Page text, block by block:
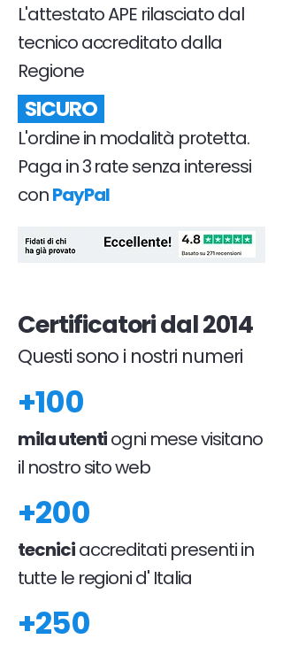
L'attestato APE rilasciato dal
tecnico accreditato dalla
Regione
SICURO
L'ordine in modalità protetta.
Paga in 3 rate senza interessi
conPayPal
Certificatori dal 2014
Questi sono i nostri numeri
+100
mila utentiogni mese visitano
il nostro sito web
+200
tecniciaccreditati presenti in
tutte le regioni d' Italia
+250